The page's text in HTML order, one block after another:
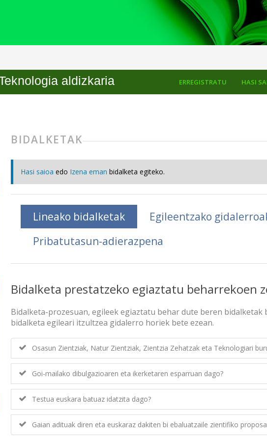
ERREGISTRATU HASI
aldizkaria
BIDALKETAK
Hasi saioa edo Izena eman bidalketa egiteko.
Lineako bidalketak Egileentzako
Pribatutasun-adierazpena
Bidalketa prestatzeko egiaztatu beharrekoen
Bidalketa-prozesuan, egileek egiaztatu behar dute beren
bidalketa egileari itzultzea gidalerro horiek bete ezean.
Osasun Zientziak, Natur Zientziak, Zientzia Zehatzak eta Teknologiari
Goi-mailako dibulgazioaren eta ikerketaren esparruan dago?
Testua euskara batuaz idatzita dago?
Gaian adituak diren eta euskaraz dakiten bi ebaluatzaile zientifiko